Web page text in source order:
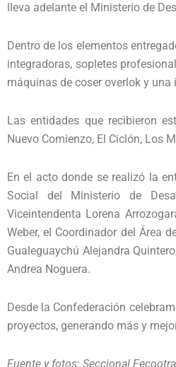
lleva adelante el Ministerio de
Dentro de los elementos
integradoras, sopletes
máquinas de coser overlok y
Las entidades que recibieron
Nuevo Comienzo, El Ciclón, Los
En el acto donde se realizó la
Social del Ministerio de
Viceintendenta Lorena
Weber, el Coordinador del Área
Gualeguaychú Alejandra
Andrea Noguera.
Desde la Confederación
proyectos, generando más y
Fuente y fotos: Seccional